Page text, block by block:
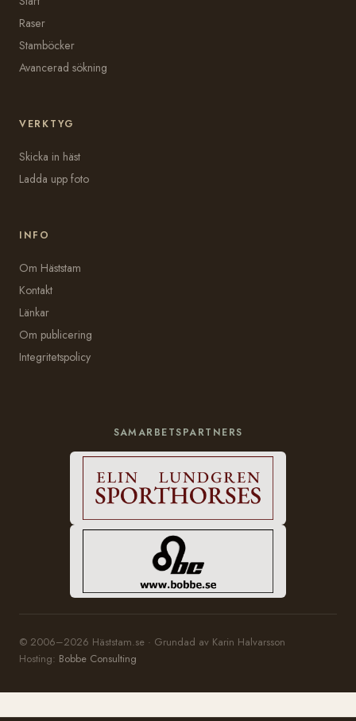
Raser
Stamböcker
Avancerad sökning
VERKTYG
Skicka in häst
Ladda upp foto
INFO
Om Häststam
Kontakt
Länkar
Om publicering
Integritetspolicy
SAMARBETSPARTNERS
© 2006–2026 Häststam.se · Grundad av Karin Halvarsson
Hosting: Bobbe Consulting